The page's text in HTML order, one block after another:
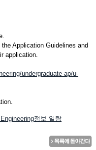
Application Guidelines and
application.
undergraduate-ap/u-
정보 일람